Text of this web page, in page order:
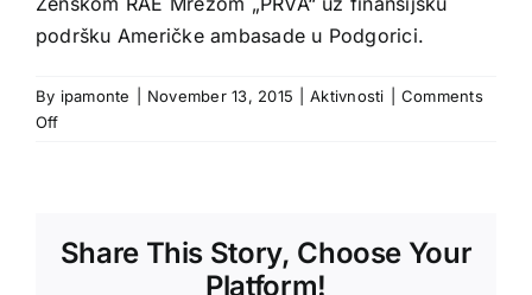
podršku Američke ambasade u Podgorici.
By ipamonte November 13, 2015 Aktivnosti
Comments
Offon
„Senzibilizacija
Share This Story, Choose Your
Platform!